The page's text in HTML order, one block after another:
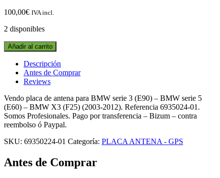
100,00€ IVA incl.
2 disponibles
PLACA
DE
ANTENA
6935024-
SERIE
3
(E90)
-
SERIE
(E60)
-
Añadir al carrito
Descripción
Antes de Comprar
Reviews
Vendo placa de antena para BMW serie 3 (E90) – BMW serie 5
(E60) – BMW X3 (F25) (2003-2012). Referencia 6935024-01.
Somos Profesionales. Pago por transferencia – Bizum – contra
reembolso ó Paypal.
SKU: 69350224-01 Categoría: PLACA ANTENA - GPS
Antes de Comprar